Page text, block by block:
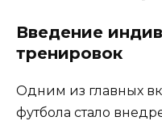
Введение
тренировок
Одним из главных
футбола стало